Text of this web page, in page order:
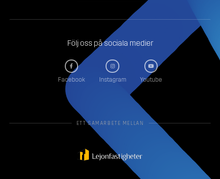
Följ oss på sociala medier
Facebook Instagram Youtube
ETT SAMARBETE MELLAN